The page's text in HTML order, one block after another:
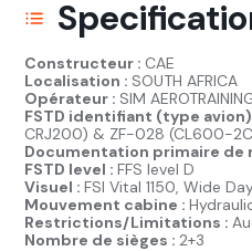
Constructeur : CAE
Localisation : SOUTH AFRICA
Opérateur : SIM
FSTD identifiant (type avion)
CRJ200) & ZF-028 (CL600-
Documentation primaire de
FSTD level :FFS level D
Visuel :FSI Vital 1150, Wide
Mouvement cabine :
Restrictions/Limitations :
Nombre de sièges :2+3